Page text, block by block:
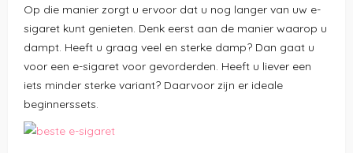
Op die manier zorgt u ervoor dat u nog langer van uw e-
sigaret kunt genieten. Denk eerst aan de manier waarop u
dampt. Heeft u graag veel en sterke damp? Dan gaat u
voor een e-sigaret voor gevorderden. Heeft u liever een
iets minder sterke variant? Daarvoor zijn er ideale
beginnerssets.